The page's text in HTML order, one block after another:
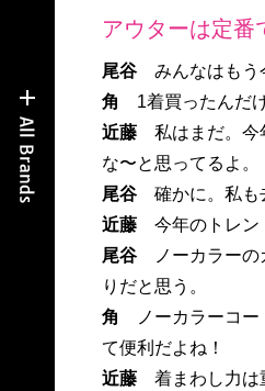
アウターは定番
尾谷 みんなはもう
角 1着買ったんだ
近藤 私はまだ。今
な〜と思ってるよ。
尾谷 確かに。私も
近藤 今年のトレン
尾谷
ノーカラー
りだと思う。
角
ノーカラーコ
て便利だよね！
近藤 着まわし力